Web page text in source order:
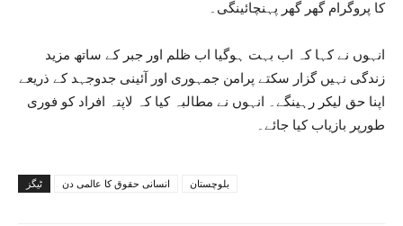
کا پروگرام گھر گھر پہنچائینگی۔
انہوں نے کہا کہ اب بہت ہوگیا اب ظلم اور جبر کے ساتھ مزید
زندگی نہیں گزار سکتے پرامن جمہوری اور آئینی جدوجہد کے ذریعے
اپنا حق لیکر رہینگے۔ انہوں نے مطالبہ کیا کہ لاپتہ افراد کو فوری
طورپر بازیاب کیا جائے۔
ٹیگز انسانی حقوق کا عالمی دن بلوچستان